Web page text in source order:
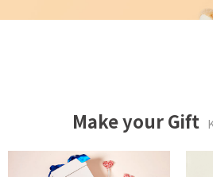
Make your Gift